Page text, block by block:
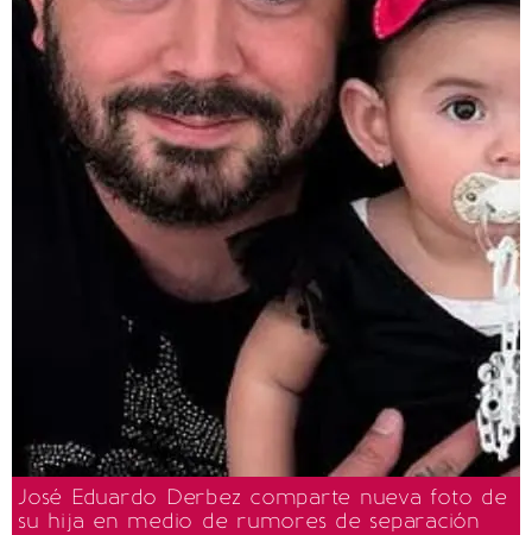
José Eduardo Derbez comparte nueva foto de
su hija en medio de rumores de separación